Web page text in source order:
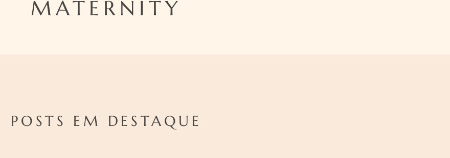
MATERNITY
POSTS EM DESTAQUE